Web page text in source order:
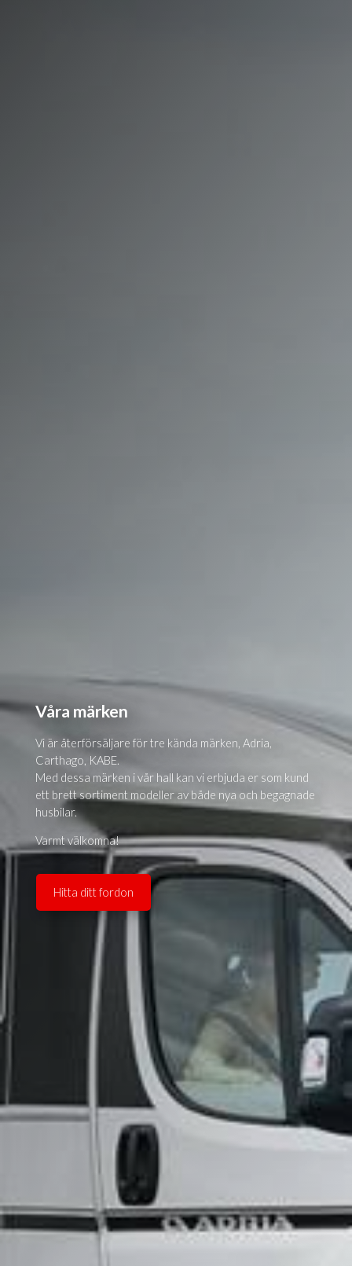
Våra märken
Vi är återförsäljare för tre kända märken, Adria,
Carthago, KABE.
Med dessa märken i vår hall kan vi erbjuda er som kund
ett brett sortiment modeller av både nya och begagnade
husbilar.
Varmt välkomna!
Hitta ditt fordon